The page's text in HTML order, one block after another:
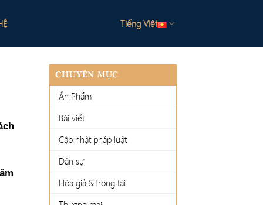
Tiếng Việt
CHUYÊN MỤC
Ấn Phẩm
Bài viết
Cập nhật pháp luật
Dân sự
Hòa giải&Trọng tài